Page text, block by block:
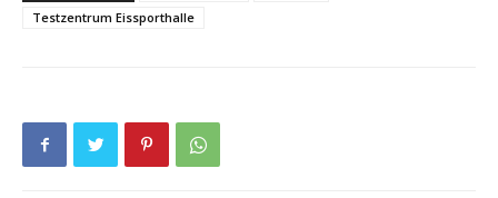
Testzentrum Eissporthalle